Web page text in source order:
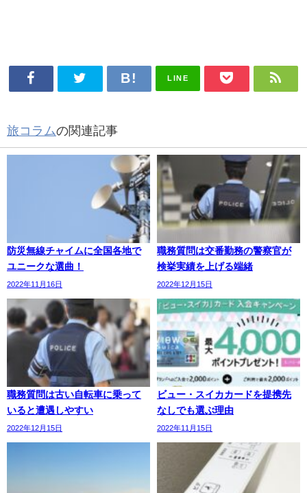
LINE
旅コラムの関連記事
防災無線チャイムに全国各地で
ユニークな選曲！
2022年11月16日
職務質問は交番勤務の警察官が
検挙実績を上げる端緒
2022年12月15日
職務質問は古い自転車に乗って
いると遭遇しやすい
2022年12月15日
ビュー・スイカカードを提携先
なしでも選ぶ理由
2022年11月15日